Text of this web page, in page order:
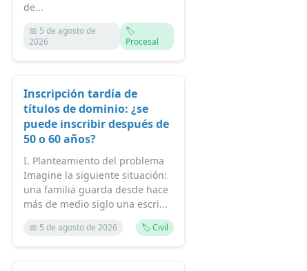
de...
📅 5 de agosto de
2026
🏷️
Procesal
Inscripción tardía de
títulos de dominio: ¿se
puede inscribir después de
50 o 60 años?
I. Planteamiento del problema
Imagine la siguiente situación:
una familia guarda desde hace
más de medio siglo una escri...
📅 5 de agosto de 2026 🏷️ Civil